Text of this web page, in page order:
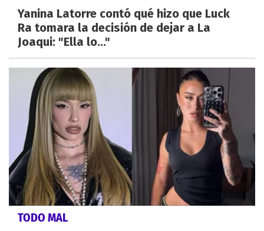
Yanina Latorre contó qué hizo que Luck
Ra tomara la decisión de dejar a La
Joaqui: "Ella lo..."
TODO MAL